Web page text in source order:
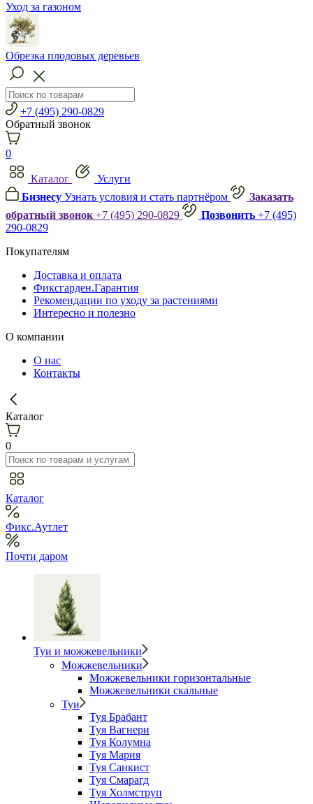
Уход за газоном
Обрезка плодовых деревьев
+7 (495) 290-0829
Обратный звонок
0
Каталог
Услуги
Бизнесу Узнать условия и стать партнёром
Заказать
обратный звонок +7 (495) 290-0829 Позвонить +7 (495)
290-0829
Покупателям
Доставка и оплата
Фиксгарден.Гарантия
Рекомендации по уходу за растениями
Интересно и полезно
О компании
О нас
Контакты
Каталог
0
Каталог
Фикс.Аутлет
Почти даром
Туи и можжевельники
Можжевельники
Можжевельники горизонтальные
Можжевельники скальные
Туи
Туя Брабант
Туя Вагнери
Туя Колумна
Туя Мария
Туя Санкист
Туя Смарагд
Туя Холмструп